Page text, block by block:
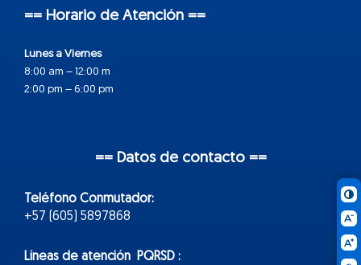
== Horario de Atención ==
Lunes a Viernes
8:00 am – 12:00 m
2:00 pm – 6:00 pm
== Datos de contacto ==
Teléfono Conmutador:
+57 (605) 5897868
Líneas de atención PQRSD :